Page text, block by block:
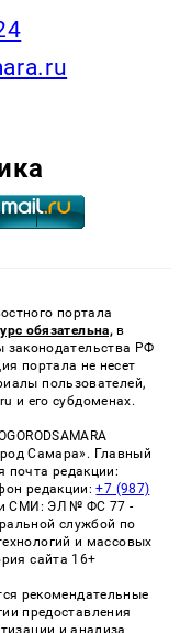
портала
обязательна, в
законодательства РФ
портала не несет
пользователей,
и его субдоменах.
Самара». Главный
почта редакции:
редакции:+7 (987)
СМИ: ЭЛ № ФС 77 -
службой по
и массовых
сайта 16+
рекомендательные
предоставления
и анализа